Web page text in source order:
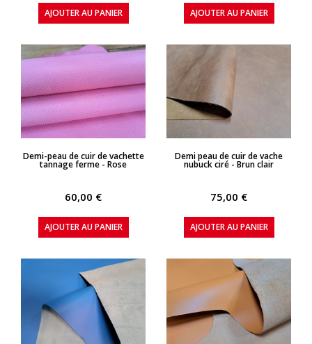
AJOUTER AU PANIER AJOUTER AU PANIER
APERÇU RAPIDE
Demi-peau de cuir de vachette
tannage ferme - Rose
60,00 €
AJOUTER AU PANIER
APERÇU RAPIDE
Demi peau de cuir de vache
nubuck ciré - Brun clair
75,00 €
AJOUTER AU PANIER